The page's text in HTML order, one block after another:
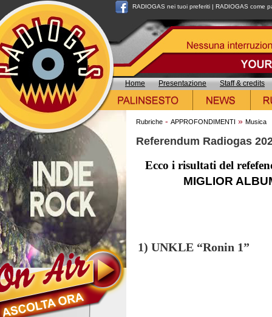
RADIOGAS nei tuoi preferiti | RADIOGAS come
Home Presentazione Staff & credits
Rubriche - APPROFONDIMENTI » Musica
Referendum Radiogas
Ecco i risultati del
MIGLIOR
1) UNKLE “Ronin 1”